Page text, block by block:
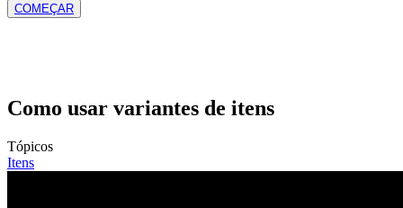
COMEÇAR
Como usar variantes de itens
Tópicos
Itens